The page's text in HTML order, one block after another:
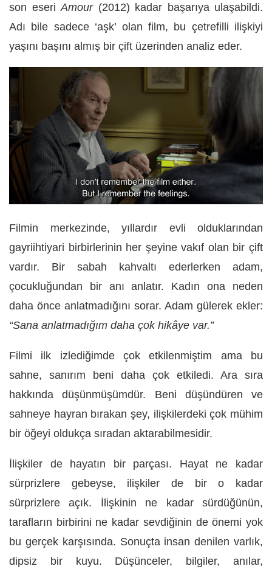
son eseri Amour (2012) kadar başarıya ulaşabildi.
Adı bile sadece ‘aşk’ olan film, bu çetrefilli ilişkiyi
yaşını başını almış bir çift üzerinden analiz eder.
Filmin merkezinde, yıllardır evli olduklarından
gayriihtiyari birbirlerinin her şeyine vakıf olan bir çift
vardır. Bir sabah kahvaltı ederlerken adam,
çocukluğundan bir anı anlatır. Kadın ona neden
daha önce anlatmadığını sorar. Adam gülerek ekler:
“Sana anlatmadığım daha çok hikâye var.”
Filmi ilk izlediğimde çok etkilenmiştim ama bu
sahne, sanırım beni daha çok etkiledi. Ara sıra
hakkında düşünmüşümdür. Beni düşündüren ve
sahneye hayran bırakan şey, ilişkilerdeki çok mühim
bir öğeyi oldukça sıradan aktarabilmesidir.
İlişkiler de hayatın bir parçası. Hayat ne kadar
sürprizlere gebeyse, ilişkiler de bir o kadar
sürprizlere açık. İlişkinin ne kadar sürdüğünün,
tarafların birbirini ne kadar sevdiğinin de önemi yok
bu gerçek karşısında. Sonuçta insan denilen varlık,
dipsiz bir kuyu. Düşünceler, bilgiler, anılar,